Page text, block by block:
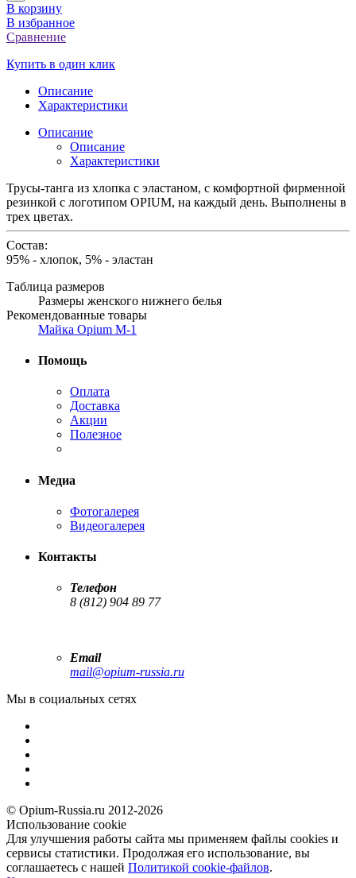
В корзину
В избранное
Сравнение
Купить в один клик
Описание
Характеристики
Описание
Описание
Характеристики
Трусы-танга из хлопка с эластаном, с комфортной фирменной
резинкой с логотипом OPIUM, на каждый день. Выполнены в
трех цветах.
Состав:
95% - хлопок, 5% - эластан
Таблица размеров
Размеры женского нижнего белья
Рекомендованные товары
Майка Opium М-1
Помощь
Оплата
Доставка
Акции
Полезное
Медиа
Фотогалерея
Видеогалерея
Контакты
Телефон
8 (812) 904 89 77
Email
mail@opium-russia.ru
Мы в социальных сетях
© Opium-Russia.ru 2012-2026
Использование cookie
Для улучшения работы сайта мы применяем файлы cookies и
сервисы статистики. Продолжая его использование, вы
соглашаетесь с нашей Политикой cookie-файлов.